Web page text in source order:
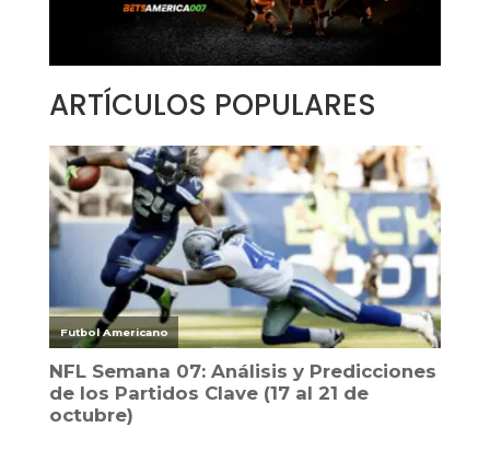
ARTÍCULOS POPULARES